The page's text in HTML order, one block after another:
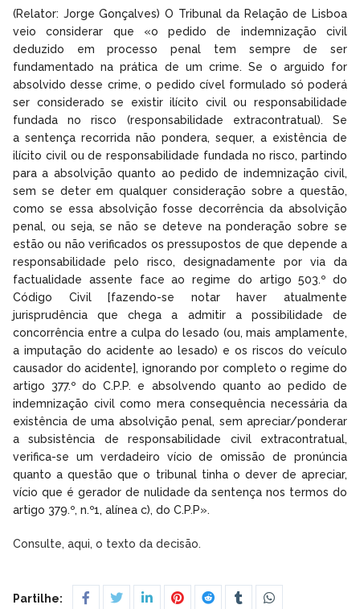
(Relator: Jorge Gonçalves) O Tribunal da Relação de Lisboa
veio considerar que «o pedido de indemnização civil
deduzido em processo penal tem sempre de ser
fundamentado na prática de um crime. Se o arguido for
absolvido desse crime, o pedido cível formulado só poderá
ser considerado se existir ilícito civil ou responsabilidade
fundada no risco (responsabilidade extracontratual). Se
a sentença recorrida não pondera, sequer, a existência de
ilícito civil ou de responsabilidade fundada no risco, partindo
para a absolvição quanto ao pedido de indemnização civil,
sem se deter em qualquer consideração sobre a questão,
como se essa absolvição fosse decorrência da absolvição
penal, ou seja, se não se deteve na ponderação sobre se
estão ou não verificados os pressupostos de que depende a
responsabilidade pelo risco, designadamente por via da
factualidade assente face ao regime do artigo 503.º do
Código Civil [fazendo-se notar haver atualmente
jurisprudência que chega a admitir a possibilidade de
concorrência entre a culpa do lesado (ou, mais amplamente,
a imputação do acidente ao lesado) e os riscos do veículo
causador do acidente], ignorando por completo o regime do
artigo 377.º do C.P.P. e absolvendo quanto ao pedido de
indemnização civil como mera consequência necessária da
existência de uma absolvição penal, sem apreciar/ponderar
a subsistência de responsabilidade civil extracontratual,
verifica-se um verdadeiro vício de omissão de pronúncia
quanto a questão que o tribunal tinha o dever de apreciar,
vício que é gerador de nulidade da sentença nos termos do
artigo 379.º, n.º1, alínea c), do C.P.P».
Consulte, aqui, o texto da decisão.
Partilhe: